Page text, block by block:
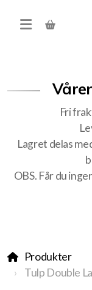
Fri
Lagret delas
OBS. Får du
Produkter
Tulp Double
Produkter